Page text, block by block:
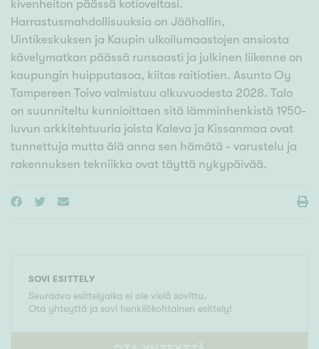
kivenheiton päässä kotioveltasi.
Harrastusmahdollisuuksia on Jäähallin,
Uintikeskuksen ja Kaupin ulkoilumaastojen ansiosta
kävelymatkan päässä runsaasti ja julkinen liikenne on
kaupungin huipputasoa, kiitos raitiotien. Asunto Oy
Tampereen Toivo valmistuu alkuvuodesta 2028. Talo
on suunniteltu kunnioittaen sitä lämminhenkistä 1950-
luvun arkkitehtuuria joista Kaleva ja Kissanmaa ovat
tunnettuja mutta älä anna sen hämätä - varustelu ja
rakennuksen tekniikka ovat täyttä nykypäivää.
SOVI ESITTELY
Seuraava esittelyaika ei ole vielä sovittu.
Ota yhteyttä ja sovi henkilökohtainen esittely!